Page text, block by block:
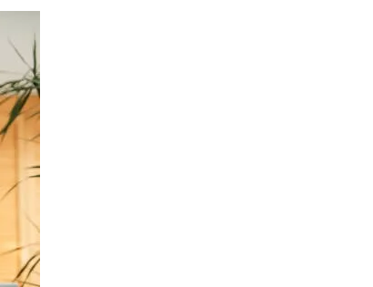
KONICA MINOLTAコニカミノルタ